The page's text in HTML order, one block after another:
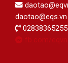
daotao@eqs.vn
02838365255
fb.com/